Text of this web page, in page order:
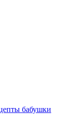
бабушки